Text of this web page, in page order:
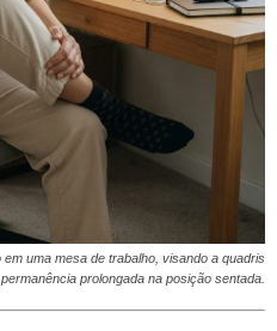
uma mesa de trabalho, visando a quadris
prolongada na posição sentada.